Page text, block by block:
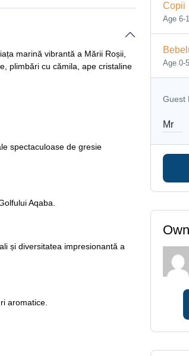
marină vibrantă a Mării Roșii,
plimbări cu cămila, ape cristaline
spectaculoase de gresie
Aqaba.
și diversitatea impresionantă a
aromatice.
Copii
Age 6-
Age 0-5
Guest